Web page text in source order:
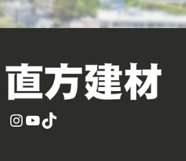
Instagram
YouTube
TikTok